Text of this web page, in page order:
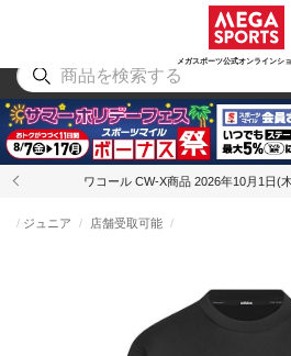
メガスポーツ公式オンラインシ
アウトドア
ワコール CW-X商品 2026年10月1日(
ジュニア 店舗受取可能